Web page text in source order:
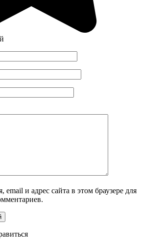
и адрес сайта в этом браузере для